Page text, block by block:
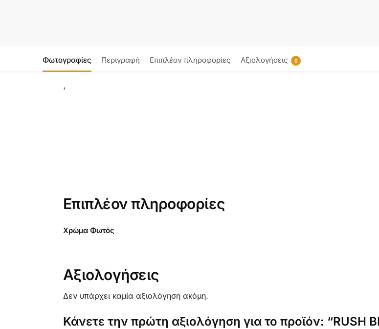
Φωτογραφίες Περιγραφή Επιπλέον πληροφορίες Αξιολογήσεις 0
‘
Επιπλέον πληροφορίες
Χρώμα Φωτός
Αξιολογήσεις
Δεν υπάρχει καμία αξιολόγηση ακόμη.
Κάνετε την πρώτη αξιολόγηση για το προϊόν: “RUSH